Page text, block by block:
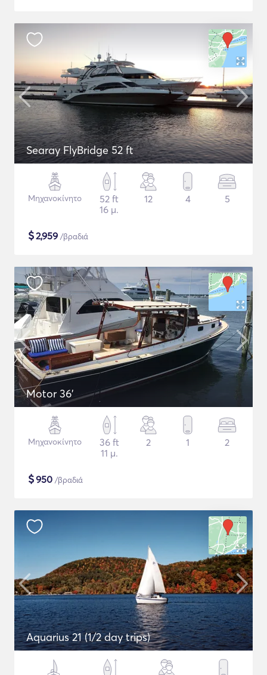
Searay FlyBridge 52 ft
Μηχανοκίνητο
52 ft
16 μ.
12 4 5
$2,959 /βραδιά
Motor 36'
Μηχανοκίνητο
36 ft
11 μ.
2 1 2
$950 /βραδιά
Aquarius 21 (1/2 day trips)